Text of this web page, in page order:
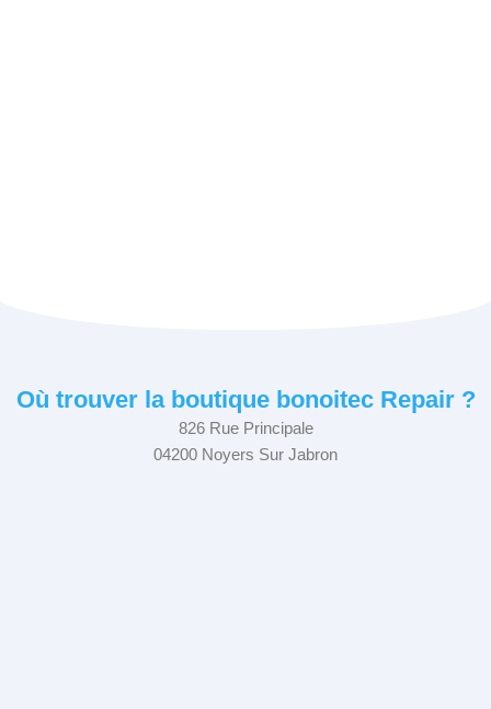
Où trouver la boutique bonoitec Repair ?
826 Rue Principale
04200 Noyers Sur Jabron